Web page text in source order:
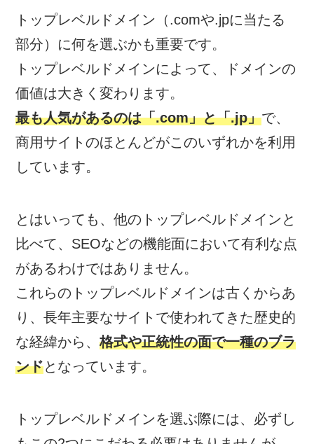
トップレベルドメイン（.comや.jpに当たる
部分）に何を選ぶかも重要です。
トップレベルドメインによって、ドメインの
価値は大きく変わります。
最も人気があるのは「.com」と「.jp」で、
商用サイトのほとんどがこのいずれかを利用
しています。
とはいっても、他のトップレベルドメインと
比べて、SEOなどの機能面において有利な点
があるわけではありません。
これらのトップレベルドメインは古くからあ
り、長年主要なサイトで使われてきた歴史的
な経緯から、格式や正統性の面で一種のブラ
ンドとなっています。
トップレベルドメインを選ぶ際には、必ずし